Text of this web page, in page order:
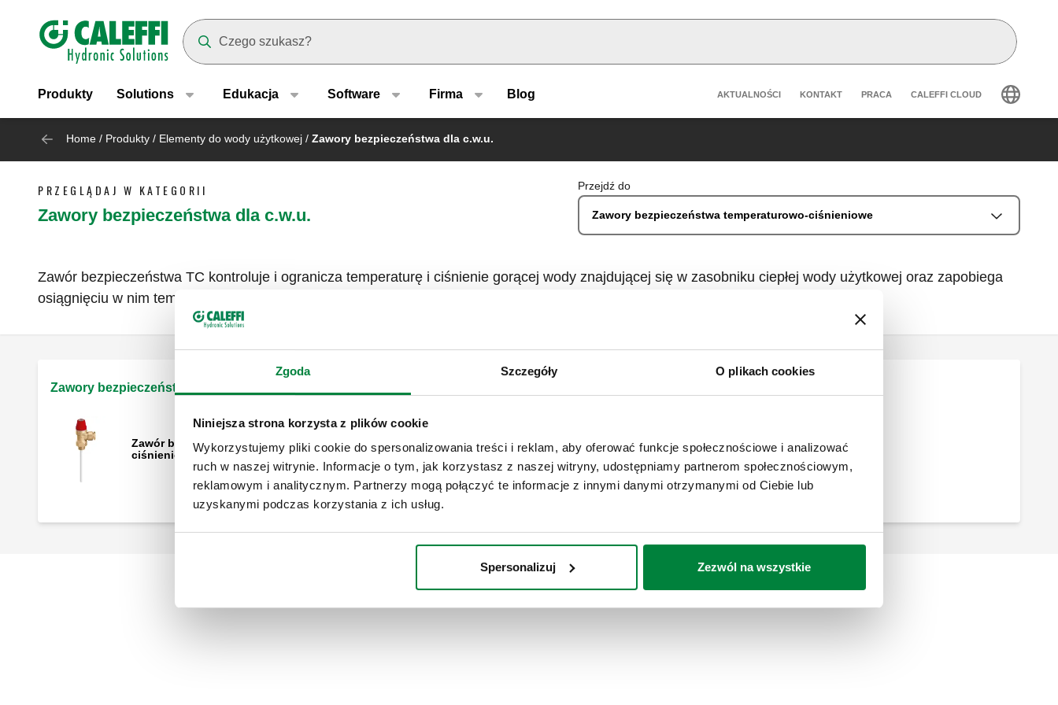
Zgoda Szczegóły O plikach cookies
Niniejsza strona korzysta z plików cookie
Wykorzystujemy pliki cookie do spersonalizowania treści i reklam, aby oferować funkcje społecznościowe i analizować
ruch w naszej witrynie. Informacje o tym, jak korzystasz z naszej witryny, udostępniamy partnerom społecznościowym,
reklamowym i analitycznym. Partnerzy mogą połączyć te informacje z innymi danymi otrzymanymi od Ciebie lub
uzyskanymi podczas korzystania z ich usług.
Spersonalizuj Zezwól na wszystkie
Header main navigation
Produkty Solutions Edukacja Software Firma Blog Header secondary navigation
AKTUALNOŚCI KONTAKT PRACA CALEFFI CLOUD
Home / Produkty / Elementy do wody użytkowej / Zawory bezpieczeństwa dla c.w.u.
PRZEGLĄDAJ W KATEGORII
Zawory bezpieczeństwa dla c.w.u.
Przejdź do
Zawory bezpieczeństwa temperaturowo-ciśnieniowe
Zawór bezpieczeństwa TC kontroluje i ogranicza temperaturę i ciśnienie gorącej wody znajdującej się w zasobniku ciepłej wody użytkowej oraz zapobiega
osiągnięciu w nim temperatury przekraczającej 100 °C, co doprowadziłoby do powstania pary.
Zawory bezpieczeństwa temperaturowo-ciśnieniowe
Zawór bezpieczeństwa temperaturowo-
ciśnieniowy
Zawór bezpieczeństwa temperaturowo-
ciśnieniowy